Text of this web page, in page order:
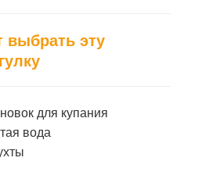
выбрать эту
для купания
вода